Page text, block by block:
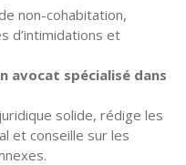
non-cohabitation,
d’intimidations et
avocat spécialisé dans
solide, rédige les
et conseille sur les